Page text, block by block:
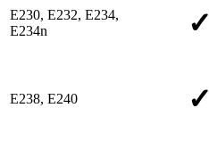
E230, E232, E234,
E234n
✓
E238, E240 ✓